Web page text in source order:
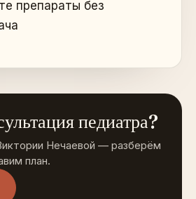
препараты без
педиатра?
Нечаевой — разберём
план.